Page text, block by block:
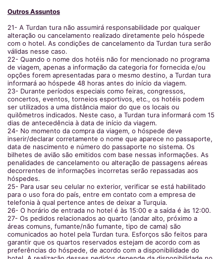
Outros Assuntos
21- A Turdan tura não assumirá responsabilidade por qualquer
alteração ou cancelamento realizado diretamente pelo hóspede
com o hotel. As condições de cancelamento da Turdan tura serão
válidas nesse caso.
22- Quando o nome dos hotéis não for mencionado no programa
de viagem, apenas a informação da categoria for fornecida e/ou
opções forem apresentadas para o mesmo destino, a Turdan tura
informará ao hóspede 48 horas antes do início da viagem.
23- Durante períodos especiais como feiras, congressos,
concertos, eventos, torneios esportivos, etc., os hotéis podem
ser utilizados a uma distância maior do que os locais ou
quilômetros indicados. Neste caso, a Turdan tura informará com 15
dias de antecedência à data de início da viagem.
24- No momento da compra da viagem, o hóspede deve
inserir/declarar corretamente o nome que aparece no passaporte,
data de nascimento e número do passaporte no sistema. Os
bilhetes de avião são emitidos com base nessas informações. As
penalidades de cancelamento ou alteração de passagens aéreas
decorrentes de informações incorretas serão repassadas aos
hóspedes.
25- Para usar seu celular no exterior, verificar se está habilitado
para o uso fora do país, entre em contato com a empresa de
telefonia à qual pertence antes de deixar a Turquia.
26- O horário de entrada no hotel é às 15:00 e a saída é às 12:00.
27- Os pedidos relacionados ao quarto (andar alto, próximo a
áreas comuns, fumante/não fumante, tipo de cama) são
comunicados ao hotel pela Turdan tura. Esforços são feitos para
garantir que os quartos reservados estejam de acordo com as
preferências do hóspede, de acordo com a disponibilidade do